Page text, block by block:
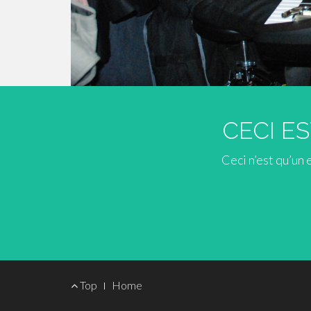
CECI
Ceci n’est
Menu
Top Home